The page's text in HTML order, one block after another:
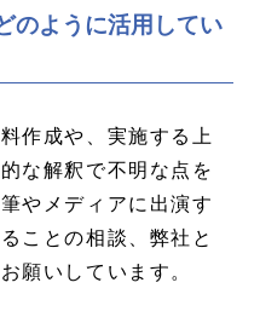
のように活用してい
作成や、実施する上
な解釈で不明な点を
やメディアに出演す
ことの相談、弊社と
願いしています。